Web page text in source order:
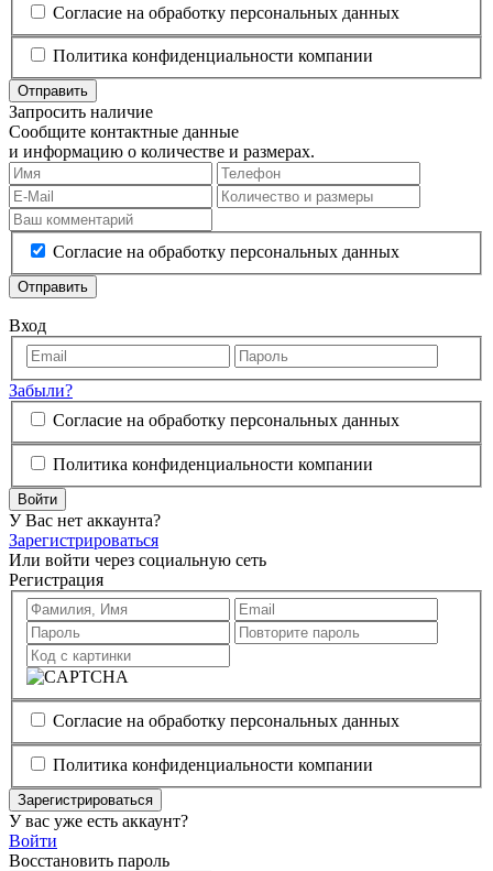
Согласие на обработку персональных данных
Политика конфиденциальности компании
Отправить
Запросить наличие
Сообщите контактные данные
и информацию о количестве и размерах.
Согласие на обработку персональных данных
Отправить
Вход
Забыли?
Согласие на обработку персональных данных
Политика конфиденциальности компании
Войти
У Вас нет аккаунта?
Зарегистрироваться
Или войти через социальную сеть
Регистрация
Согласие на обработку персональных данных
Политика конфиденциальности компании
Зарегистрироваться
У вас уже есть аккаунт?
Войти
Восстановить пароль